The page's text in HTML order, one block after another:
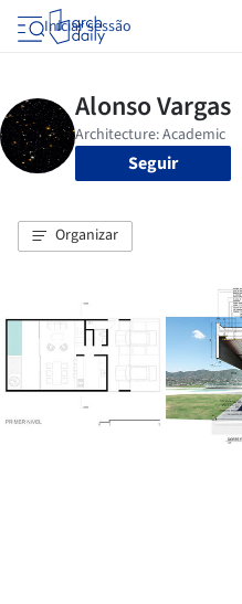
Iniciar sessão
Seguir
Organizar